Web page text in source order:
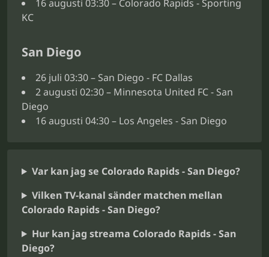
16 augusti 03:30 – Colorado Rapids - Sporting
KC
San Diego
26 juli 03:30 – San Diego - FC Dallas
2 augusti 02:30 – Minnesota United FC - San
Diego
16 augusti 04:30 – Los Angeles - San Diego
Var kan jag se Colorado Rapids - San Diego?
Vilken TV-kanal sänder matchen mellan
Colorado Rapids - San Diego?
Hur kan jag streama Colorado Rapids - San
Diego?